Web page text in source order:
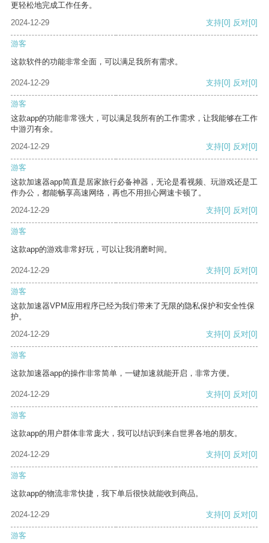
更轻松地完成工作任务。
2024-12-29
支持[0] 反对[0]
游客
这款软件的功能非常全面，可以满足我所有需求。
2024-12-29 支持[0] 反对[0]
游客
这款app的功能非常强大，可以满足我所有的工作需求，让我能够在工作
中游刃有余。
2024-12-29
支持[0] 反对[0]
游客
这款加速器app简直是居家旅行必备神器，无论是看视频、玩游戏还是工
作办公，都能畅享高速网络，再也不用担心网速卡顿了。
2024-12-29
支持[0] 反对[0]
游客
这款app的游戏非常好玩，可以让我消磨时间。
2024-12-29 支持[0] 反对[0]
游客
这款加速器VPM应用程序已经为我们带来了无限的隐私保护和安全性保
护。
2024-12-29
支持[0] 反对[0]
游客
这款加速器app的操作非常简单，一键加速就能开启，非常方便。
2024-12-29 支持[0] 反对[0]
游客
这款app的用户群体非常庞大，我可以结识到来自世界各地的朋友。
2024-12-29 支持[0] 反对[0]
游客
这款app的物流非常快捷，我下单后很快就能收到商品。
2024-12-29 支持[0] 反对[0]
游客